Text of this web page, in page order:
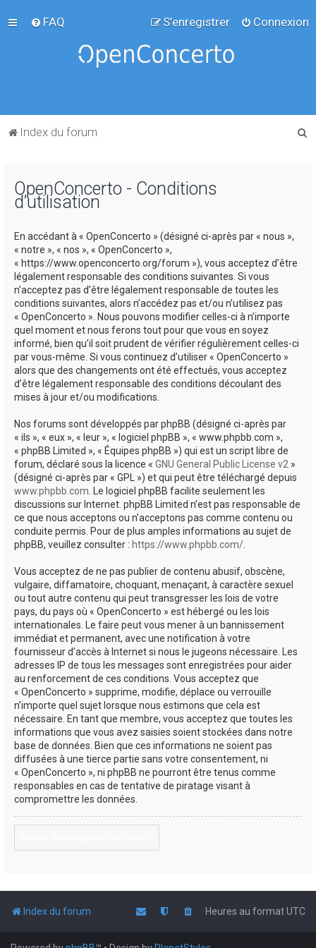
FAQ Connexion
S’enregistrer
Index du forum
OpenConcerto - Conditions
d’utilisation
En accédant à « OpenConcerto » (désigné ci-après par « nous »,
« notre », « nos », « OpenConcerto »,
« https://www.openconcerto.org/forum »), vous acceptez d’être
légalement responsable des conditions suivantes. Si vous
n’acceptez pas d’être légalement responsable de toutes les
conditions suivantes, alors n’accédez pas et/ou n’utilisez pas
« OpenConcerto ». Nous pouvons modifier celles-ci à n’importe
quel moment et nous ferons tout pour que vous en soyez
informé, bien qu’il soit prudent de vérifier régulièrement celles-ci
par vous-même. Si vous continuez d’utiliser « OpenConcerto »
alors que des changements ont été effectués, vous acceptez
d’être légalement responsable des conditions découlant des
mises à jour et/ou modifications.
Nos forums sont développés par phpBB (désigné ci-après par
« ils », « eux », « leur », « logiciel phpBB », « www.phpbb.com »,
« phpBB Limited », « Équipes phpBB ») qui est un script libre de
forum, déclaré sous la licence « GNU General Public License v2 »
(désigné ci-après par « GPL ») et qui peut être téléchargé depuis
www.phpbb.com. Le logiciel phpBB facilite seulement les
discussions sur Internet. phpBB Limited n’est pas responsable de
ce que nous acceptons ou n’acceptons pas comme contenu ou
conduite permis. Pour de plus amples informations au sujet de
phpBB, veuillez consulter : https://www.phpbb.com/.
Vous acceptez de ne pas publier de contenu abusif, obscène,
vulgaire, diffamatoire, choquant, menaçant, à caractère sexuel
ou tout autre contenu qui peut transgresser les lois de votre
pays, du pays où « OpenConcerto » est hébergé ou les lois
internationales. Le faire peut vous mener à un bannissement
immédiat et permanent, avec une notification à votre
fournisseur d’accès à Internet si nous le jugeons nécessaire. Les
adresses IP de tous les messages sont enregistrées pour aider
au renforcement de ces conditions. Vous acceptez que
« OpenConcerto » supprime, modifie, déplace ou verrouille
n’importe quel sujet lorsque nous estimons que cela est
nécessaire. En tant que membre, vous acceptez que toutes les
informations que vous avez saisies soient stockées dans notre
base de données. Bien que ces informations ne soient pas
diffusées à une tierce partie sans votre consentement, ni
« OpenConcerto », ni phpBB ne pourront être tenus comme
responsables en cas de tentative de piratage visant à
compromettre les données.
Index du forum Heures au formatUTC